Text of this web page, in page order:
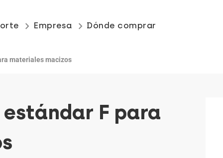
keyboard_arrow_right Empresa keyboard_arrow_right Dónde comprar
materiales macizos
F para